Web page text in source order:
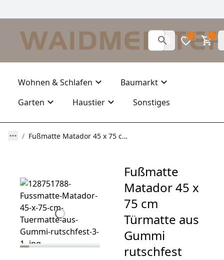
0 0
Wohnen & Schlafen
Baumarkt
Garten
Haustier Sonstiges
Fußmatte Matador 45 x 75 cm Türmatte aus Gummi rutschfest
Fußmatte
Matador 45 x
75 cm
Türmatte aus
Gummi
rutschfest